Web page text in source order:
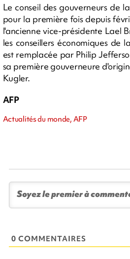
Le conseil des gouverneurs de
pour la première fois depuis
l'ancienne vice-présidente Lael
les conseillers économiques de
est remplacée par Philip
sa première gouverneure
Kugler.
AFP
Actualités du monde, AFP
0 COMMENTAIRES